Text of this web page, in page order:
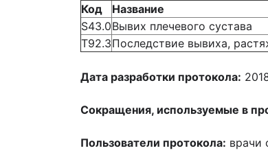
Код
Название
S43.0Вывих плечевого сустава
T92.3Последствие вывиха,
Дата разработки протокола:
Сокращения, используемые в
Пользователи протокола: врачи